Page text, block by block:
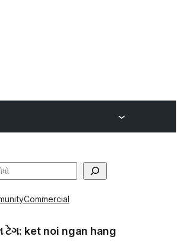
Commercial
ટેગ: ket noi ngan hang